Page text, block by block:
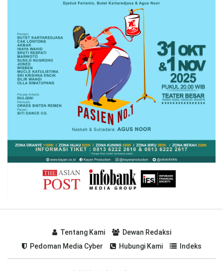
Tentang Kami
Dewan Redaksi
Pedoman Media Cyber
Hubungi Kami Indeks